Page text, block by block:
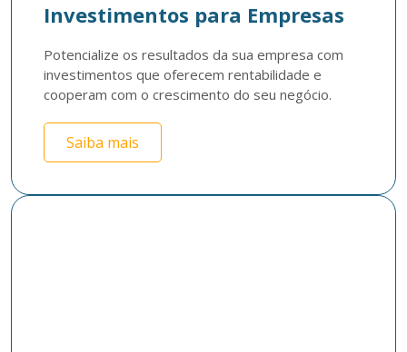
Investimentos para Empresas
Potencialize os resultados da sua empresa com
investimentos que oferecem rentabilidade e
cooperam com o crescimento do seu negócio.
Saiba mais